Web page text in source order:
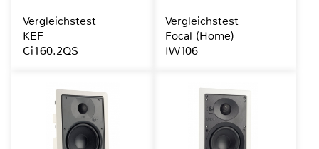
Vergleichstest
KEF
Ci160.2QS
Vergleichstest
Focal (Home)
IW106